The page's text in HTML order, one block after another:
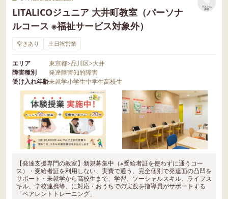
LITALICOジュニア 大井町教室（パーソナ
ルコース ※福祉サービス対象外）
リストに
保存
空きあり 土日祝営業
エリア 東京都>品川区>大井
障害種別
発達障害知的障害
受け入れ年齢未就学小学生中学生高校生
【発達支援専門の教室】新規募集中（※受給者証を使わずに通うコー
ス）・受給者証を利用しない、実費で通う、完全個別で発達面の凸凹を
サポート・未就学から高校生まで、学習、ソーシャルスキル、ライフス
キル、学校連携等、に対応・おうちでの実践を指導員がサポートする
「ペアレントトレーニング」